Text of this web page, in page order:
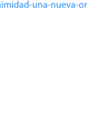
una-nueva-